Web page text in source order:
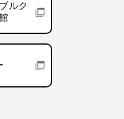
ルク